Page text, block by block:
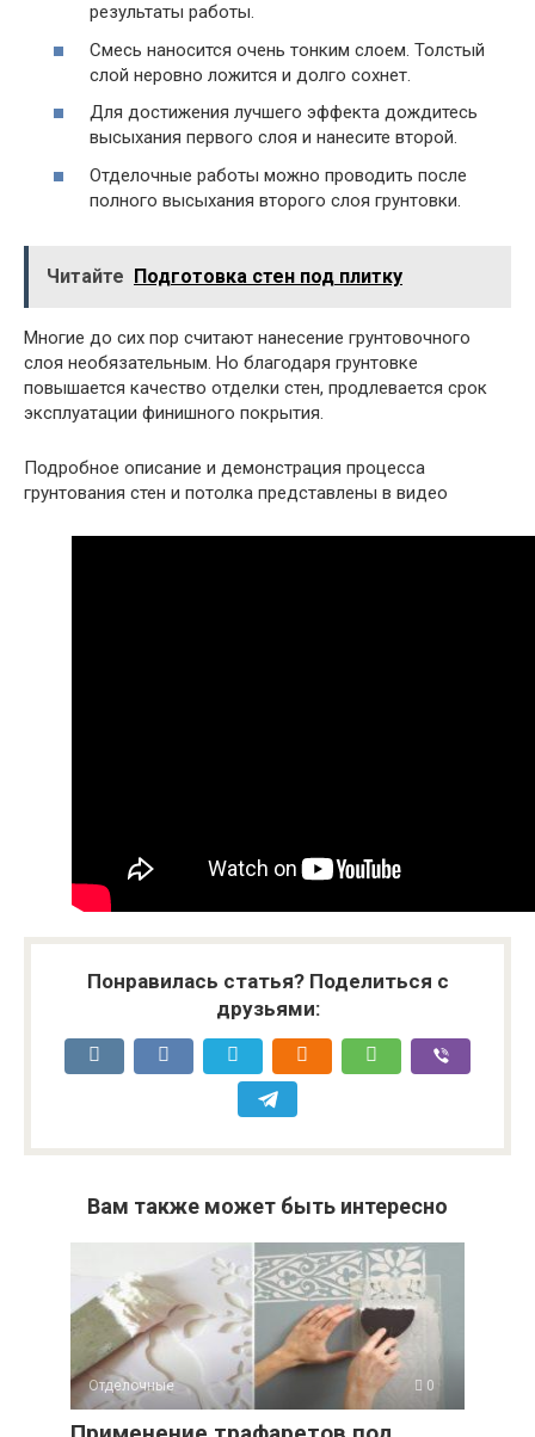
результаты работы.
Смесь наносится очень тонким слоем. Толстый
слой неровно ложится и долго сохнет.
Для достижения лучшего эффекта дождитесь
высыхания первого слоя и нанесите второй.
Отделочные работы можно проводить после
полного высыхания второго слоя грунтовки.
Читайте Подготовка стен под плитку
Многие до сих пор считают нанесение грунтовочного
слоя необязательным. Но благодаря грунтовке
повышается качество отделки стен, продлевается срок
эксплуатации финишного покрытия.
Подробное описание и демонстрация процесса
грунтования стен и потолка представлены в видео
Понравилась статья? Поделиться с
друзьями:
Вам также может быть интересно
Отделочные 0